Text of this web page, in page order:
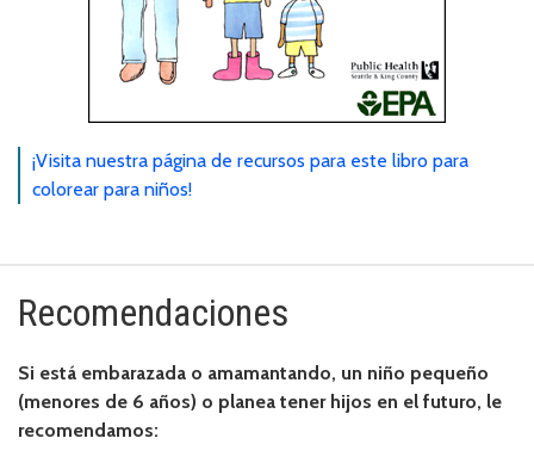
¡Visita nuestra página de recursos para este libro para
colorear para niños!
Recomendaciones
Si está embarazada o amamantando, un niño pequeño
(menores de 6 años) o planea tener hijos en el futuro, le
recomendamos: